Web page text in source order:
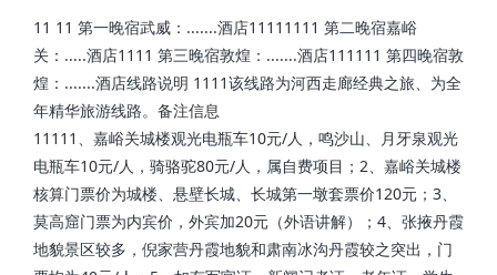
11 11 第一晚宿武威：.......酒店11111111 第二晚宿嘉峪
关：.....酒店1111 第三晚宿敦煌：.......酒店111111 第四晚宿敦
煌：.......酒店线路说明 1111该线路为河西走廊经典之旅、为全
年精华旅游线路。备注信息
11111、嘉峪关城楼观光电瓶车10元/人，鸣沙山、月牙泉观光
电瓶车10元/人，骑骆驼80元/人，属自费项目；2、嘉峪关城楼
核算门票价为城楼、悬壁长城、长城第一墩套票价120元；3、
莫高窟门票为内宾价，外宾加20元（外语讲解）；4、张掖丹霞
地貌景区较多，倪家营丹霞地貌和肃南冰沟丹霞较之突出，门